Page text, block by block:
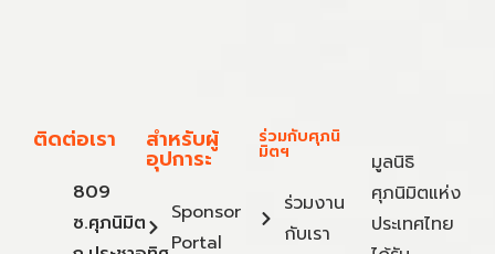
ติดต่อเรา
809
ซ.ศุภนิมิต
สำหรับผู้
อุปการะ
Sponsor
Portal
ร่วมกับศุภนิ
มิตฯ
ร่วมงาน
กับเรา
มูลนิธิ
ศุภนิมิตแห่ง
ประเทศไทย